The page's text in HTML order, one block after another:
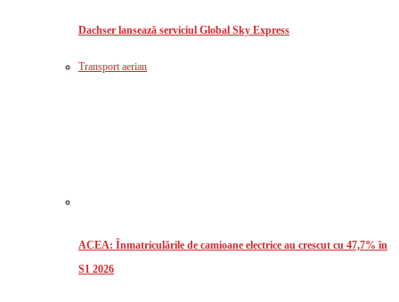
Dachser lansează serviciul Global Sky Express
Transport aerian
ACEA: Înmatriculările de camioane electrice au crescut cu 47,7% în
S1 2026